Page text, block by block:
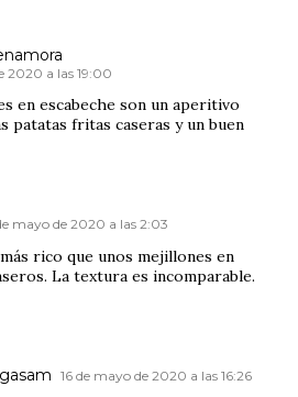
2020 a las 19:00
en escabeche son un aperitivo
patatas fritas caseras y un buen
mayo de 2020 a las 2:03
rico que unos mejillones en
La textura es incomparable.
16 de mayo de 2020 a las 16:26